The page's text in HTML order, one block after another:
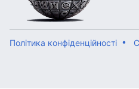
Політика конфіденційності